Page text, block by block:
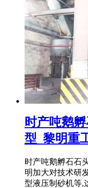
时产吨鹅
型_黎明重
时产吨鹅孵石石
明加大对技术研
型液压制砂机等,